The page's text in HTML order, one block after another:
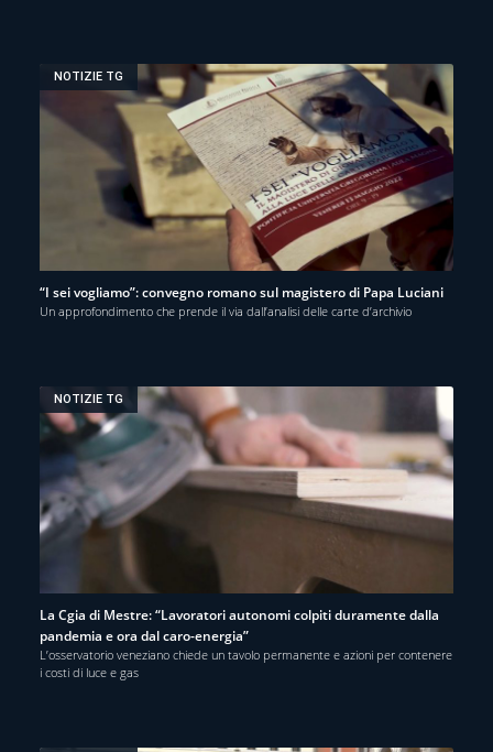
NOTIZIE TG
“I sei vogliamo”: convegno romano sul magistero di Papa Luciani
Un approfondimento che prende il via dall’analisi delle carte d’archivio
NOTIZIE TG
La Cgia di Mestre: “Lavoratori autonomi colpiti duramente dalla
pandemia e ora dal caro-energia”
L’osservatorio veneziano chiede un tavolo permanente e azioni per contenere
i costi di luce e gas